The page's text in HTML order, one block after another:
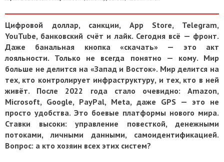
Цифровой доллар, санкции, App Store, Telegram,
YouTube, банковский счёт и лайк. Сегодня всё — фронт.
Даже банальная кнопка «скачать» — это акт
лояльности. Только не всегда понятно — кому. Мир
больше не делится на «Запад и Восток». Мир делится на
тех, кто контролирует инфраструктуру, и тех, кто в ней
живёт. После 2022 года стало очевидно: Amazon,
Microsoft, Google, PayPal, Meta, даже GPS — это не
просто удобства. Это боевые платформы нового мира.
Ставки высоки: управление повесткой, денежными
потоками, личными данными, самоидентификацией.
Вопрос: а кто хозяин всех этих систем?